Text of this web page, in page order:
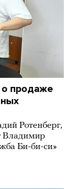
о продаже
Ротенберг,
Владимир
Би-би-си»